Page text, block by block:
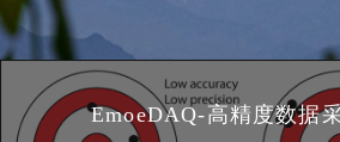
EmoeDAQ-高精度数据